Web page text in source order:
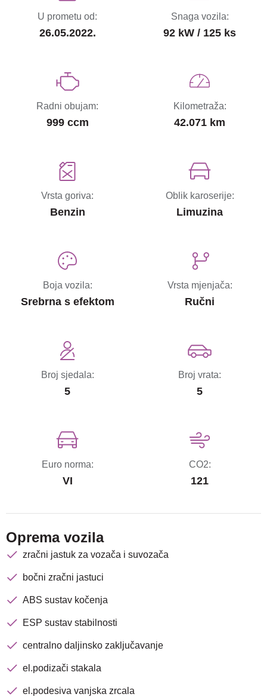
U prometu od:
26.05.2022.
Snaga vozila:
92 kW / 125 ks
Radni obujam:
999 ccm
Kilometraža:
42.071 km
Vrsta goriva:
Benzin
Oblik karoserije:
Limuzina
Boja vozila:
Srebrna s efektom
Vrsta mjenjača:
Ručni
Broj sjedala:
5
Broj vrata:
5
Euro norma:
VI
CO2:
121
Oprema vozila
zračni jastuk za vozača i suvozača
bočni zračni jastuci
ABS sustav kočenja
ESP sustav stabilnosti
centralno daljinsko zaključavanje
el.podizači stakala
el.podesiva vanjska zrcala